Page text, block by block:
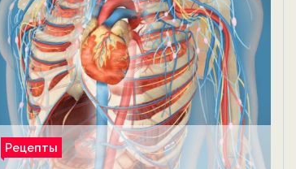
Рецепты